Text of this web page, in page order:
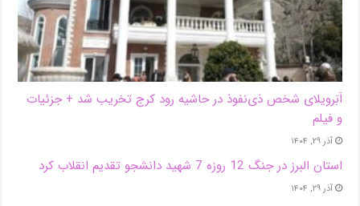
اَبَر‌ویلای شخص ذی‌نفوذ در حاشیه‌ رود کرج تخریب شد + جزئیات
و فیلم
آذر ۲۹, ۱۴۰۴
استان البرز در جنگ 12 روزه 7 شهید دانشجو تقدیم انقلاب کرد
آذر ۲۹, ۱۴۰۴